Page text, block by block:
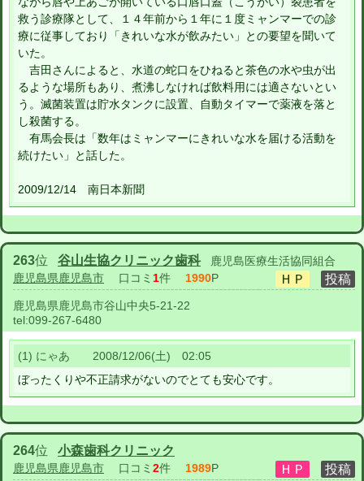
救う診療隊として、１４年前から１年に１度ミャンマーでの診
療に従事しており「きれいな水が飲みたい」との要望を聞いて
いた。
吉田さんによると、水道の蛇口をひねると茶色の水や虫が出
るような場所もあり、煮沸しなければ飲料用には適さないとい
う。滅菌装置は貯水タンクに設置、自動タイマーで薬液を落と
し殺菌する。
有馬会長は「数年はミャンマーにきれいな水を届ける活動を
続けたい」と話した。
2009/12/14 南日本新聞
263位 谷山生協クリニック歯科
鹿児島医療生活協同組合
鹿児島県鹿児島市 口コミ 1件 1990P
鹿児島県鹿児島市谷山中央5-21-22
tel:099-267-6480
(1) にゃあ 2008/12/06(土) 02:05
ぼったくりや不正請求がないのでとても安心です。
264位 小森歯科クリニック
鹿児島県鹿児島市 口コミ 2件 1989P